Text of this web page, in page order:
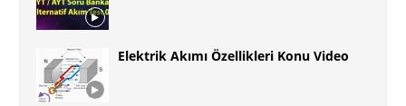
Elektrik Akımı Özellikleri Konu Video